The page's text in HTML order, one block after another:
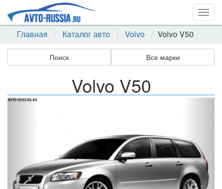
Главная
Каталог авто Volvo Volvo V50
Поиск Все марки
Volvo V50
Назад